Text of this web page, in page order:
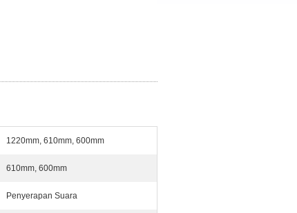
1220mm, 610mm, 600mm
610mm, 600mm
Penyerapan Suara